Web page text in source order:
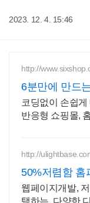
2023. 12. 4. 15:46
http://
6분만에 만드
코딩없이 손쉽
반응형 쇼핑몰,
http://
50%저렴함 홈
웹페이지개발,
택하는, 다양한